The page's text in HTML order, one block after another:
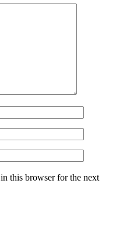
this browser for the next